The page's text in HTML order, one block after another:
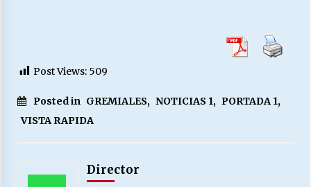
Post Views: 509
Posted in GREMIALES, NOTICIAS 1, PORTADA 1,
VISTA RAPIDA
Director